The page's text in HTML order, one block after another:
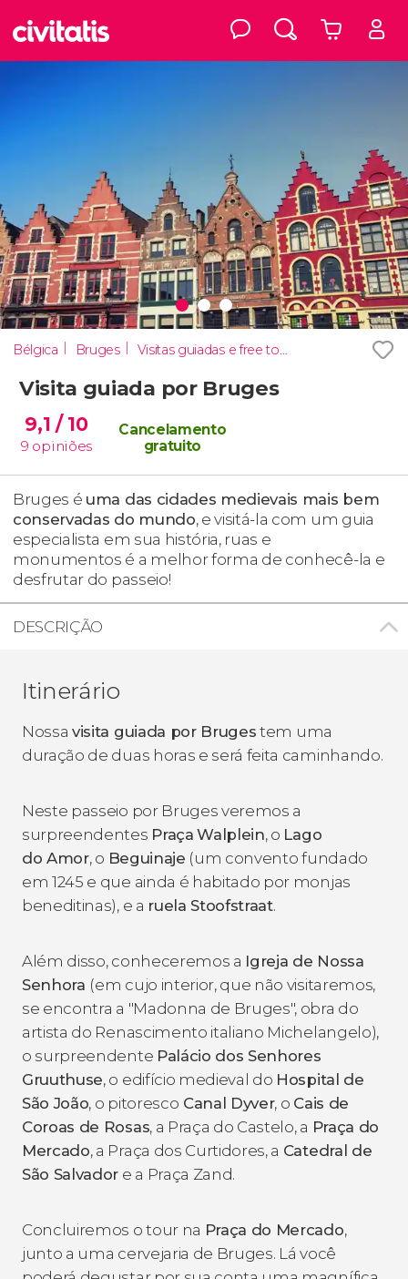
Bélgica Bruges Visitas guiadas e free tours
Visita guiada por Bruges
9,1 / 10
9 opiniões
Cancelamento
gratuito
Bruges é uma das cidades medievais mais bem
conservadas do mundo, e visitá-la com um guia
especialista em sua história, ruas e
monumentos é a melhor forma de conhecê-la e
desfrutar do passeio!
DESCRIÇÃO
Itinerário
Nossavisita guiada por Bruges tem uma
duração de duas horas e será feita caminhando.
Neste passeio por Bruges veremos a
surpreendentes Praça Walplein, o Lago
do Amor, o Beguinaje (um convento fundado
em 1245 e que ainda é habitado por monjas
beneditinas), e a ruela Stoofstraat.
Além disso, conheceremos a Igreja de Nossa
Senhora (em cujo interior, que não visitaremos,
se encontra a "Madonna de Bruges", obra do
artista do Renascimento italiano Michelangelo),
o surpreendente Palácio dos Senhores
Gruuthuse, o edifício medieval do Hospital de
São João, o pitoresco Canal Dyver, o Cais de
Coroas de Rosas, a Praça do Castelo, a Praça do
Mercado, a Praça dos Curtidores, a Catedral de
São Salvador e a Praça Zand.
Concluiremos o tour na Praça do Mercado,
junto a uma cervejaria de Bruges. Lá você